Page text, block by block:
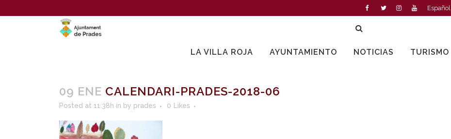
Español
LA VILLA ROJA AYUNTAMIENTO NOTICIAS TURISMO
09 ENE CALENDARI-PRADES-2018-06
Posted at 11:38h in by prades 0 Likes